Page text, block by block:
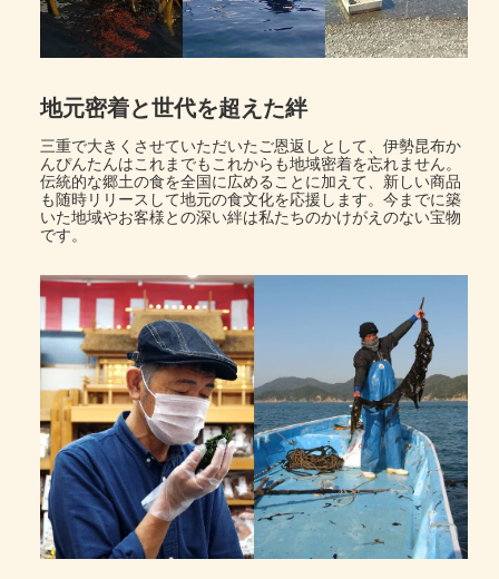
地元密着と世代を超えた絆
三重で大きくさせていただいたご恩返しとして、伊勢昆布か
んぴんたんはこれまでもこれからも地域密着を忘れません。
伝統的な郷土の食を全国に広めることに加えて、新しい商品
も随時リリースして地元の食文化を応援します。今までに築
いた地域やお客様との深い絆は私たちのかけがえのない宝物
です。